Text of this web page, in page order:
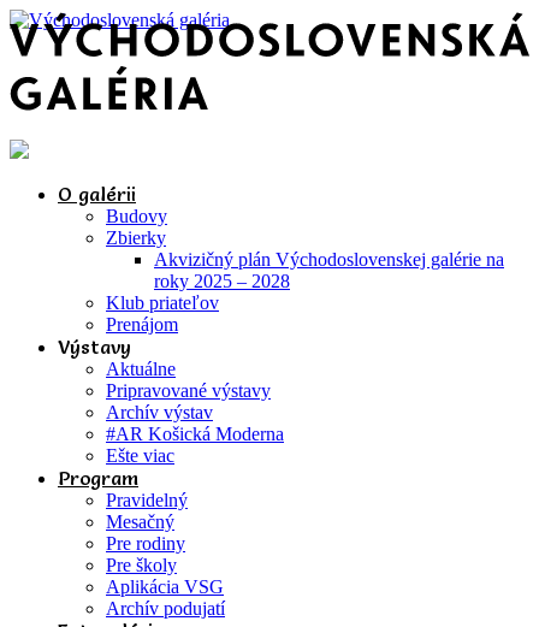
O galérii
Budovy
Zbierky
Akvizičný plán Východoslovenskej galérie na
roky 2025 – 2028
Klub priateľov
Prenájom
Výstavy
Aktuálne
Pripravované výstavy
Archív výstav
#AR Košická Moderna
Ešte viac
Program
Pravidelný
Mesačný
Pre rodiny
Pre školy
Aplikácia VSG
Archív podujatí